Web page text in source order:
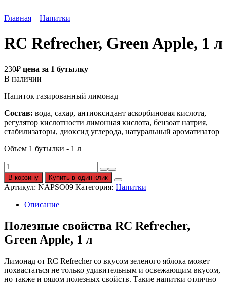
Главная Напитки
RC Refrecher, Green Apple, 1 л
230₽ цена за 1 бутылку
В наличии
Напиток газированный лимонад
Состав: вода, сахар, антиоксидант аскорбиновая кислота,
регулятор кислотности лимонная кислота, бензоат натрия,
стабилизаторы, диоксид углерода, натуральный ароматизатор
Объем 1 бутылки - 1 л
Количество
RC
Refrecher,
Green
Apple,
л
В корзину Купить в один клик
Артикул: NAPSO09 Категория: Напитки
Описание
Полезные свойства RC Refrecher,
Green Apple, 1 л
Лимонад от RC Refrecher со вкусом зеленого яблока может
похвастаться не только удивительным и освежающим вкусом,
но также и рядом полезных свойств. Такие напитки отлично